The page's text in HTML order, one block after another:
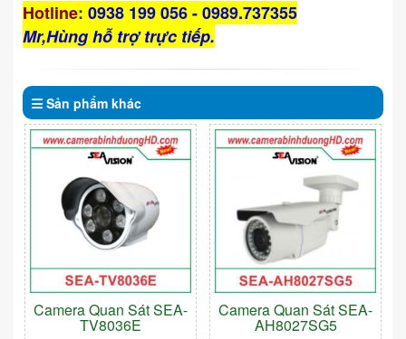
Hotline: 0938 199 056 - 0989.737355
Mr,Hùng hỗ trợ trực tiếp.
Sản phẩm khác
Camera Quan Sát SEA-
TV8036E
Camera Quan Sát SEA-
AH8027SG5